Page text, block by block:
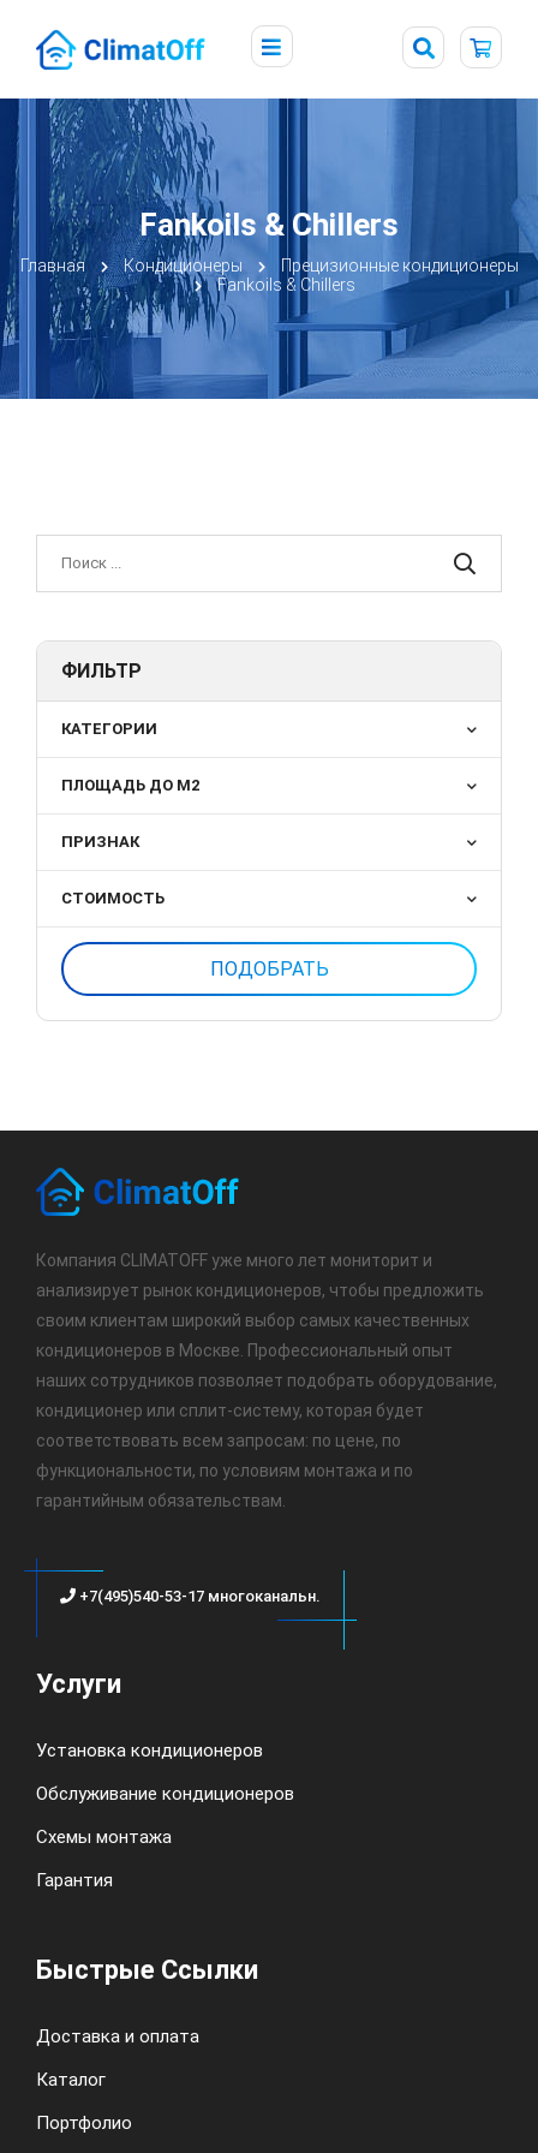
Fankoils & Chillers
Главная Кондиционеры
Прецизионные кондиционеры
Fankoils & Chillers
ФИЛЬТР
КАТЕГОРИИ
ПЛОЩАДЬ ДО М2
ПРИЗНАК
СТОИМОСТЬ
Компания CLIMATOFF уже много лет мониторит и
анализирует рынок кондиционеров, чтобы предложить
своим клиентам широкий выбор самых качественных
кондиционеров в Москве. Профессиональный опыт
наших сотрудников позволяет подобрать оборудование,
кондиционер или сплит-систему, которая будет
соответствовать всем запросам: по цене, по
функциональности, по условиям монтажа и по
гарантийным обязательствам.
+7(495)540-53-17 многоканальн.
Услуги
Установка кондиционеров
Обслуживание кондиционеров
Схемы монтажа
Гарантия
Быстрые Ссылки
Доставка и оплата
Каталог
Портфолио